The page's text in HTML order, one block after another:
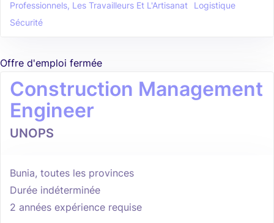
Professionnels, Les Travailleurs Et L'Artisanat
Logistique
Sécurité
Offre d'emploi fermée
Construction Management
Engineer
UNOPS
Bunia, toutes les provinces
Durée indéterminée
2 années expérience requise